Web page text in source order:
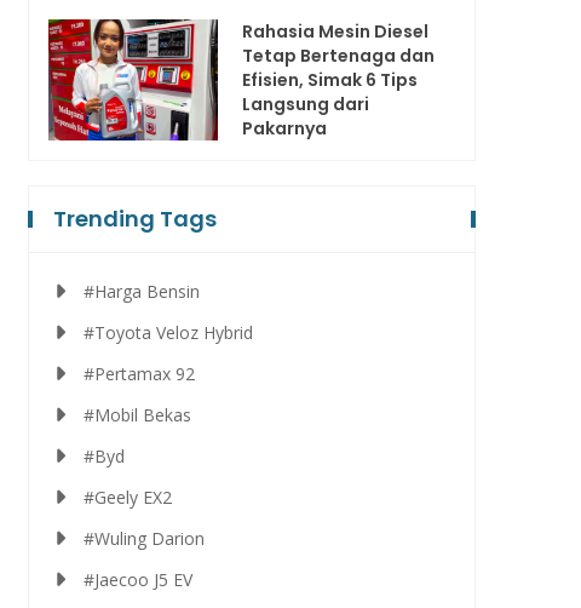
Rahasia Mesin Diesel
Tetap Bertenaga dan
Efisien, Simak 6 Tips
Langsung dari
Pakarnya
Trending Tags
#Harga Bensin
#Toyota Veloz Hybrid
#Pertamax 92
#Mobil Bekas
#Byd
#Geely EX2
#Wuling Darion
#Jaecoo J5 EV